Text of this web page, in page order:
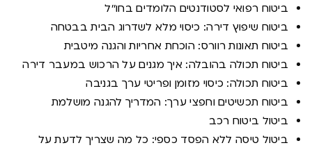
ביטוח רפואי לסטודנטים הלומדים בחו''ל
ביטוח שיפוץ דירה: כיסוי מלא לשדרוג הבית בבטחה
ביטוח תאונות רוורס: הוכחת אחריות והגנה מיטבית
ביטוח תכולה בהובלה: איך מגנים על הרכוש במעבר דירה
ביטוח תכולה: כיסוי מזומן ופריטי ערך בגניבה
ביטוח תכשיטים וחפצי ערך: המדריך להגנה מושלמת
ביטול ביטוח רכב
ביטול טיסה ללא הפסד כספי: כל מה שצריך לדעת על